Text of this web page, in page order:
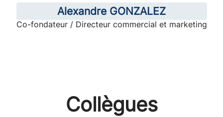
Alexandre GONZALEZ
Co-fondateur / Directeur commercial et marketing
Collègues